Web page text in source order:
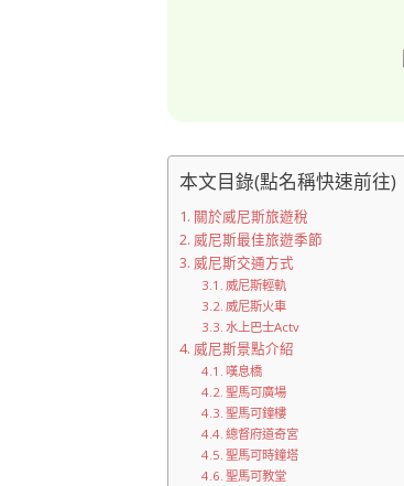
本文目錄(點名稱快速前往)
關於威尼斯旅遊稅
威尼斯最佳旅遊季節
威尼斯交通方式
威尼斯輕軌
威尼斯火車
水上巴士Actv
威尼斯景點介紹
嘆息橋
聖馬可廣場
聖馬可鐘樓
總督府道奇宮
聖馬可時鐘塔
聖馬可教堂